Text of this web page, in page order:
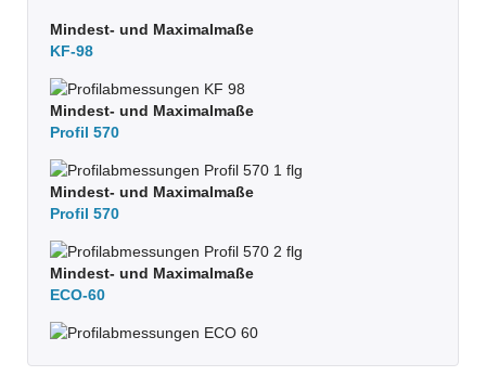
Mindest- und Maximalmaße
KF-98
Mindest- und Maximalmaße
Profil 570
Mindest- und Maximalmaße
Profil 570
Mindest- und Maximalmaße
ECO-60